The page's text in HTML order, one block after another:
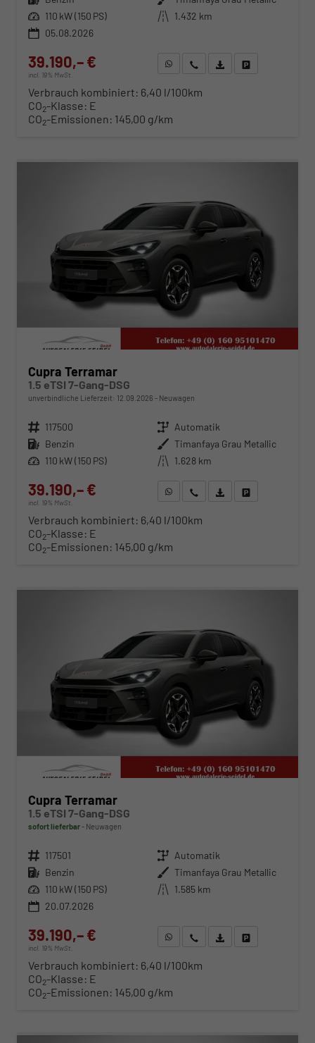
Leistung 110 kW (150 PS) Kilometerstand 1.432 km
05.08.2026
39.190,– €
incl. 19% MwSt.
WhatsApp anfragen
Wir rufen Sie anFahrzeugexposé (PDF)
Verbrauch kombiniert: 6,40 l/100km
CO2-Klasse: E
CO2-Emissionen: 145,00 g/km
Cupra Terramar
1.5 eTSI 7-Gang-DSG
unverbindliche Lieferzeit: 12.09.2026 Neuwagen
Fahrzeugnr. 117500 Getriebe Automatik
Kraftstoff Benzin Außenfarbe Timanfaya Grau Metallic
Leistung 110 kW (150 PS) Kilometerstand 1.628 km
39.190,– €
incl. 19% MwSt.
WhatsApp anfragen
Wir rufen Sie anFahrzeugexposé (PDF)
Verbrauch kombiniert: 6,40 l/100km
CO2-Klasse: E
CO2-Emissionen: 145,00 g/km
Cupra Terramar
1.5 eTSI 7-Gang-DSG
sofort lieferbar Neuwagen
Fahrzeugnr. 117501 Getriebe Automatik
Kraftstoff Benzin Außenfarbe Timanfaya Grau Metallic
Leistung 110 kW (150 PS) Kilometerstand 1.585 km
20.07.2026
39.190,– €
incl. 19% MwSt.
WhatsApp anfragen
Wir rufen Sie anFahrzeugexposé (PDF)
Verbrauch kombiniert: 6,40 l/100km
CO2-Klasse: E
CO2-Emissionen: 145,00 g/km